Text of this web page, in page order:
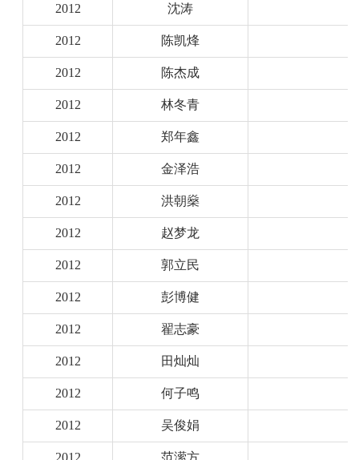
2012 沈涛
2012 陈凯烽
2012 陈杰成
2012 林冬青
2012 郑年鑫
2012 金泽浩
2012 洪朝燊
2012 赵梦龙
2012 郭立民
2012 彭博健
2012 翟志豪
2012 田灿灿
2012 何子鸣
2012 吴俊娟
2012 范潆方